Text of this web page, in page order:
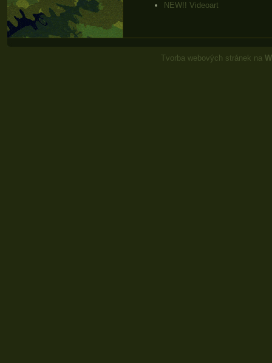
NEW!! Videoart
Tvorba webových stránek na